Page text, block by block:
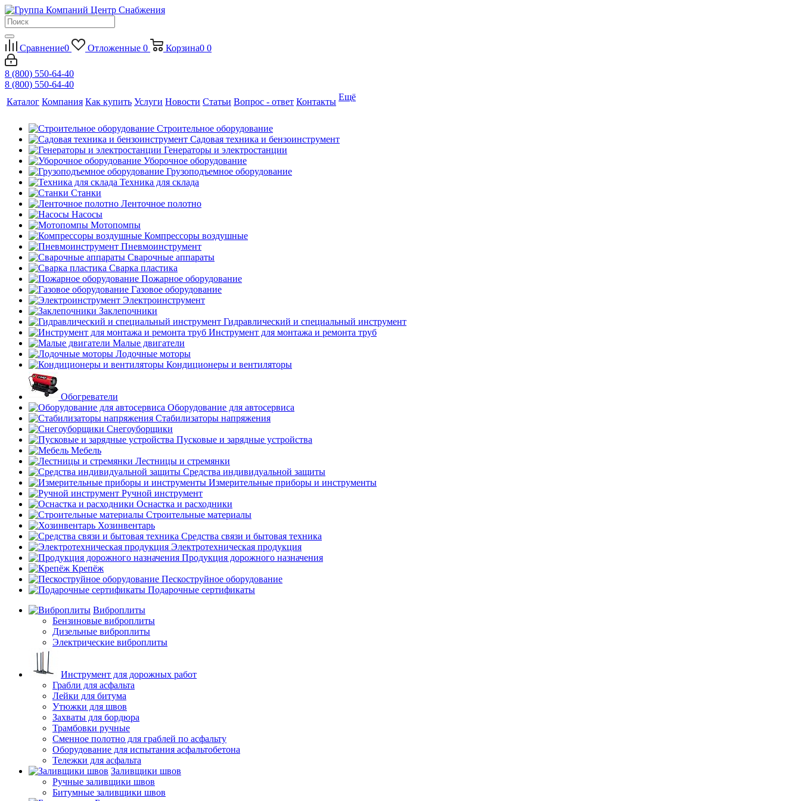
Сравнение0 Отложенные 0 Корзина0 0
8 (800) 550-64-40
8 (800) 550-64-40
Каталог Компания Как купить Услуги Новости Статьи Вопрос - ответ Контакты Ещё
Строительное оборудование
Садовая техника и бензоинструмент
Генераторы и электростанции
Уборочное оборудование
Грузоподъемное оборудование
Техника для склада
Станки
Ленточное полотно
Насосы
Мотопомпы
Компрессоры воздушные
Пневмоинструмент
Сварочные аппараты
Сварка пластика
Пожарное оборудование
Газовое оборудование
Электроинструмент
Заклепочники
Гидравлический и специальный инструмент
Инструмент для монтажа и ремонта труб
Малые двигатели
Лодочные моторы
Кондиционеры и вентиляторы
Обогреватели
Оборудование для автосервиса
Стабилизаторы напряжения
Снегоуборщики
Пусковые и зарядные устройства
Мебель
Лестницы и стремянки
Средства индивидуальной защиты
Измерительные приборы и инструменты
Ручной инструмент
Оснастка и расходники
Строительные материалы
Хозинвентарь
Средства связи и бытовая техника
Электротехническая продукция
Продукция дорожного назначения
Крепёж
Пескоструйное оборудование
Подарочные сертификаты
Виброплиты
Бензиновые виброплиты
Дизельные виброплиты
Электрические виброплиты
Инструмент для дорожных работ
Грабли для асфальта
Лейки для битума
Утюжки для швов
Захваты для бордюра
Трамбовки ручные
Сменное полотно для граблей по асфальту
Оборудование для испытания асфальтобетона
Тележки для асфальта
Заливщики швов
Ручные заливщики швов
Битумные заливщики швов